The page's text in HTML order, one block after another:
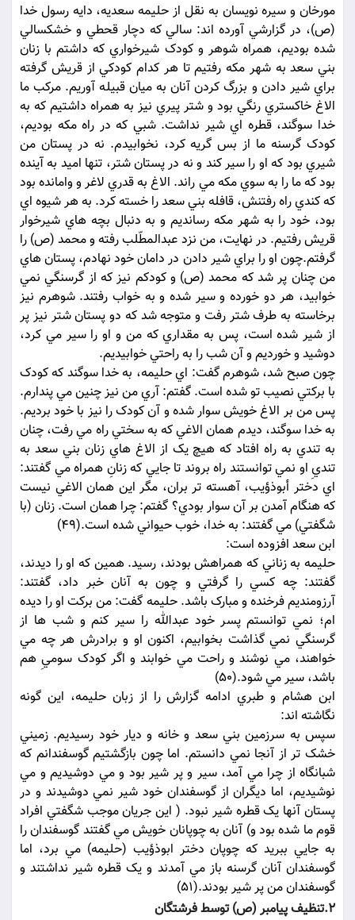
مورخان و سيره نويسان به نقل از حليمه سعديه، دايه رسول خدا
(ص)، در گزارشي آورده اند: سالي که دچار قحطي و خشکسالي
شده بوديم، همراه شوهر و کودک شيرخواري که داشتم با زنان
بني سعد به شهر مکه رفتيم تا هر کدام کودکي از قريش گرفته
براي شير دادن و بزرگ کردن آنان به ميان قبيله آوريم. مرکب ما
الاغ خاکستري رنگي بود و شتر پيري نيز به همراه داشتيم که به
خدا سوگند، قطره اي شير نداشت. شبي که در راه مکه بوديم،
کودک گرسنه ما از بس گريه کرد، نخوابيدم. نه در پستان من
شيري بود که او را سير کند و نه در پستان شتر، تنها اميد به آينده
بود که ما را به سوي مکه مي راند. الاغ به قدري لاغر و وامانده بود
که کندي راه رفتنش، قافله بني سعد را خسته کرد. به هر شيوه اي
بود، خود را به شهر مکه رسانديم و به دنبال بچه هاي شيرخوار
قريش رفتيم. در نهايت، من نزد عبدالمطّلب رفته و محمد (ص) را
گرفتم.چون او را براي شير دادن در دامان خود نهادم، پستان هاي
من چنان پر شد که محمد (ص) و کودکم نيز که از گرسنگي نمي
خوابيد، هر دو خورده و سير شده و به خواب رفتند. شوهرم نيز
برخاسته به طرف شتر رفت و متوجه شد که دو پستان شتر نيز پر
از شير شده است، پس به مقداري که من و او را سير مي کرد،
دوشيد و خورديم و آن شب را به راحتي خوابيديم.
چون صبح شد، شوهرم گفت: اي حليمه، به خدا سوگند که کودک
با برکتي نصيب تو شده است. گفتم: آري من نيز چنين مي پندارم.
پس من بر الاغ خويش سوار شده و آن کودک را نيز با خود برديم.
به خدا سوگند، ديدم همان الاغي که به سختي راه مي رفت، چنان
به تندي به راه افتاد که هيچ يک از الاغ هاي زنان بني سعد به
تنديِ او نمي توانستند راه بروند تا جايي که زنانِ همراه مي گفتند:
اي دختر أبوذؤيب، آهسته تر بران، مگر اين همان الاغي نيست
که هنگام آمدن بر آن سوار بودي؟ گفتم: چرا همان است. زنان (با
شگفتي) مي گفتند: به خدا، خوب حيواني شده است.(49)
ابن سعد افزوده است:
حليمه به زناني که همراهش بودند، رسيد. همين که او را ديدند،
گفتند: چه کسي را گرفتي و چون به آنان خبر داد، گفتند:
آرزومنديم فرخنده و مبارک باشد. حليمه گفت: من برکت او را ديده
ام؛ نمي توانستم پسر خود عبدالله را سير کنم و شب ها از
گرسنگي نمي گذاشت بخوابيم، اکنون او و برادرش هر چه مي
خواهند، مي نوشند و راحت مي خوابند و اگر کودک سوميِ هم
باشد، سير مي شود.(50)
ابن هشام و طبري ادامه گزارش را از زبان حليمه، اين گونه
نگاشته اند:
سپس به سرزمين بني سعد و خانه و ديار خود رسيديم. زميني
خشک تر از آنجا نمي دانستم. اما چون بازگشتيم گوسفندانم که
شبانگاه از چرا مي آمد، سير و پر شير بود و مي دوشيديم و مي
نوشيديم، اما ديگران از گوسفندان خود شير نمي دوشيدند و در
پستان آنها يک قطره شير نبود. ( اين جريان موجب شگفتي افراد
قوم ما شده بود و) آنان به چوپانان خويش مي گفتند گوسفندان را
به جايي ببريد که چوپان دختر ابوذؤيب (حليمه) مي برد، اما
گوسفندان آنان گرسنه باز مي آمدند و يک قطره شير نداشتند و
گوسفندان من پر شير بودند.(51)
2.تنظيف پيامبر (ص) توسط فرشتگان